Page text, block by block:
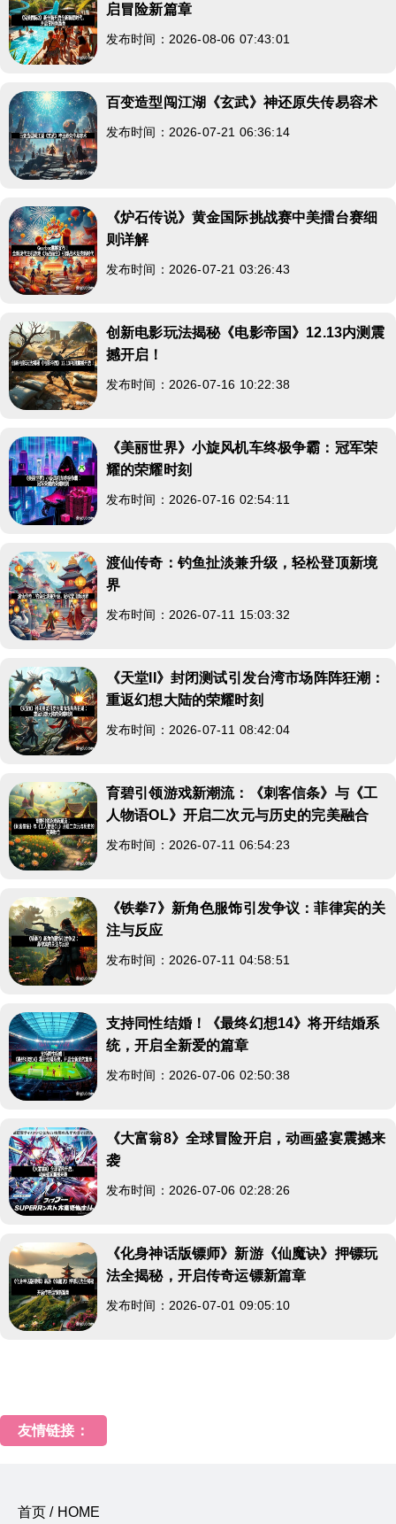
启冒险新篇章
发布时间：2026-08-06 07:43:01
百变造型闯江湖《玄武》神还原失传易容术
发布时间：2026-07-21 06:36:14
《炉石传说》黄金国际挑战赛中美擂台赛细
则详解
发布时间：2026-07-21 03:26:43
创新电影玩法揭秘《电影帝国》12.13内测震
撼开启！
发布时间：2026-07-16 10:22:38
《美丽世界》小旋风机车终极争霸：冠军荣
耀的荣耀时刻
发布时间：2026-07-16 02:54:11
渡仙传奇：钓鱼扯淡兼升级，轻松登顶新境
界
发布时间：2026-07-11 15:03:32
《天堂II》封闭测试引发台湾市场阵阵狂潮：
重返幻想大陆的荣耀时刻
发布时间：2026-07-11 08:42:04
育碧引领游戏新潮流：《刺客信条》与《工
人物语OL》开启二次元与历史的完美融合
发布时间：2026-07-11 06:54:23
《铁拳7》新角色服饰引发争议：菲律宾的关
注与反应
发布时间：2026-07-11 04:58:51
支持同性结婚！《最终幻想14》将开结婚系
统，开启全新爱的篇章
发布时间：2026-07-06 02:50:38
《大富翁8》全球冒险开启，动画盛宴震撼来
袭
发布时间：2026-07-06 02:28:26
《化身神话版镖师》新游《仙魔诀》押镖玩
法全揭秘，开启传奇运镖新篇章
发布时间：2026-07-01 09:05:10
友情链接：
首页 / HOME